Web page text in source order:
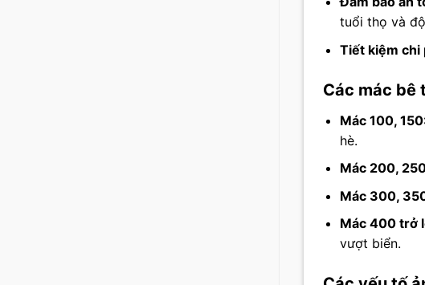
tuổi thọ và
Tiết kiệm chi
Các mác bê
Mác 100,
hè.
Mác 200,
Mác 300,
Mác 400 trở
vượt biển.